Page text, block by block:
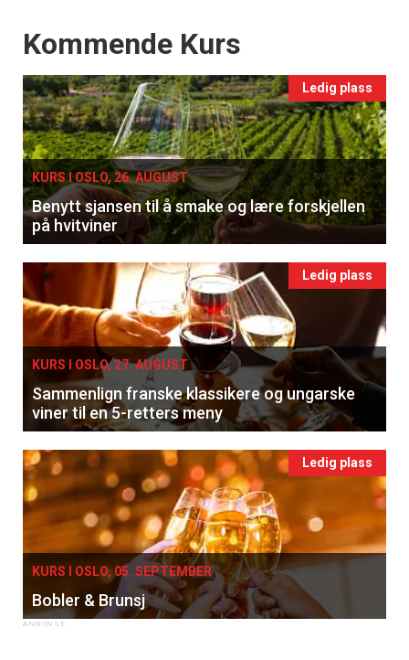
Events
Kommende Kurs
Ledig plass
KURS I OSLO, 26. AUGUST
Benytt sjansen til å smake og lære forskjellen
på hvitviner
Ledig plass
KURS I OSLO, 27. AUGUST
Sammenlign franske klassikere og ungarske
viner til en 5-retters meny
Ledig plass
KURS I OSLO, 05. SEPTEMBER
Bobler & Brunsj